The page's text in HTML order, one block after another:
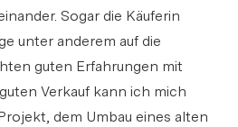
Sogar die Käuferin
unter anderem auf die
guten Erfahrungen mit
Verkauf kann ich mich
dem Umbau eines alten